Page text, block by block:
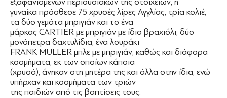
γυναίκα πρόσθεσε 75 χρυσές λίρες Αγγλίας, τρία κολιέ,
τα δύο γεμάτα μπριγιάν και το ένα
μάρκας CARTIER με μπριγιάν με ίδιο βραχιόλι, δύο
μονόπετρα δαχτυλίδια, ένα λουράκι
FRANK MULLER μπλε με μπριγιάν, καθώς και διάφορα
κοσμήματα, εκ των οποίων κάποια
(χρυσά), άνηκαν στη μητέρα της και άλλα στην ίδια, ενώ
υπήρχαν και κοσμήματα των τριών
της παιδιών από τις βαπτίσεις τους.